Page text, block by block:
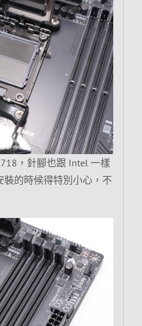
，針腳也跟 Intel 一樣
的時候得特別小心，不